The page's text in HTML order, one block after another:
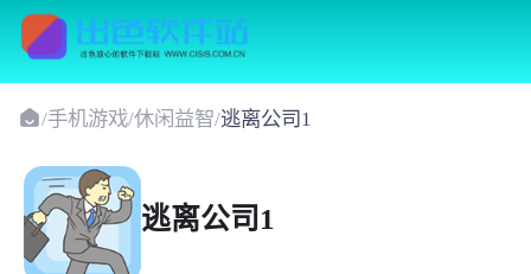
/手机游戏/休闲益智/逃离公司1
逃离公司1